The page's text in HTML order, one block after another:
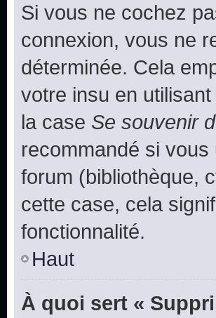
Si vous ne cochez
connexion, vous ne
déterminée. Cela
votre insu en
la case Se souvenir
recommandé si
forum (bibliothèque,
cette case, cela
fonctionnalité.
Haut
À quoi sert «